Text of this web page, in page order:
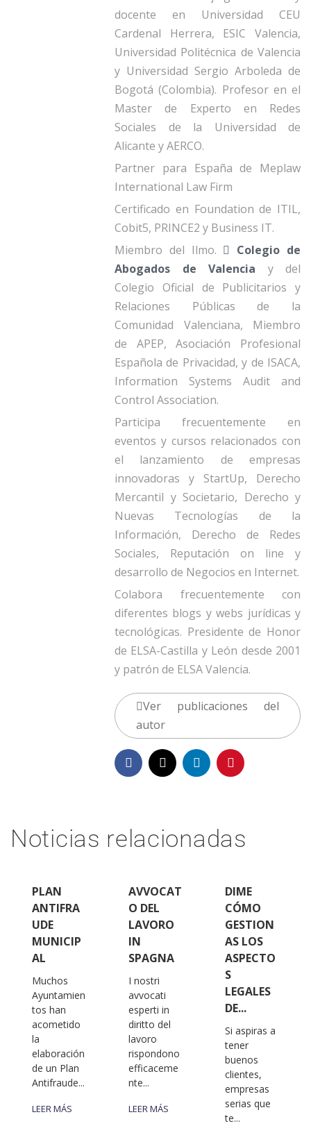
docente en Universidad CEU
Cardenal Herrera, ESIC Valencia,
Universidad Politécnica de Valencia
y Universidad Sergio Arboleda de
Bogotá (Colombia). Profesor en el
Master de Experto en Redes
Sociales de la Universidad de
Alicante y AERCO.
Partner para España de Meplaw
International Law Firm
Certificado en Foundation de ITIL,
Cobit5, PRINCE2 y Business IT.
Miembro del Ilmo.
Colegio de
Abogados de Valencia y del
Colegio Oficial de Publicitarios y
Relaciones Públicas de la
Comunidad Valenciana, Miembro
de APEP, Asociación Profesional
Española de Privacidad, y de ISACA,
Information Systems Audit and
Control Association.
Participa frecuentemente en
eventos y cursos relacionados con
el lanzamiento de empresas
innovadoras y StartUp, Derecho
Mercantil y Societario, Derecho y
Nuevas Tecnologías de la
Información, Derecho de Redes
Sociales, Reputación on line y
desarrollo de Negocios en Internet.
Colabora frecuentemente con
diferentes blogs y webs jurídicas y
tecnológicas. Presidente de Honor
de ELSA-Castilla y León desde 2001
y patrón de ELSA Valencia.
Ver publicaciones del
autor
Noticias relacionadas
PLAN
ANTIFRA
UDE
MUNICIP
AL
Muchos
Ayuntamien
tos han
acometido
la
elaboración
de un Plan
Antifraude...
LEER MÁS
AVVOCAT
O DEL
LAVORO
IN
SPAGNA
I nostri
avvocati
esperti in
diritto del
lavoro
rispondono
efficaceme
nte...
LEER MÁS
DIME
CÓMO
GESTION
AS LOS
ASPECTO
S
LEGALES
DE...
Si aspiras a
tener
buenos
clientes,
empresas
serias que
te...